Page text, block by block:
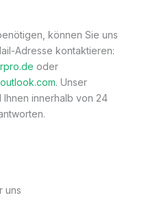
können Sie uns
Adresse kontaktieren:
oder
. Unser
innerhalb von 24
uns